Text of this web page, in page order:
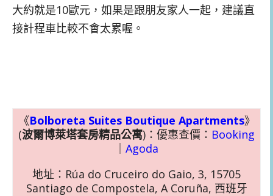
大約就是10歐元，如果是跟朋友家人一起，建議直
接計程車比較不會太累喔。
《Bolboreta Suites Boutique Apartments》
(波爾博萊塔套房精品公寓)：優惠查價： Booking
Agoda
地址：Rúa do Cruceiro do Gaio, 3, 15705
Santiago de Compostela, A Coruña, 西班牙